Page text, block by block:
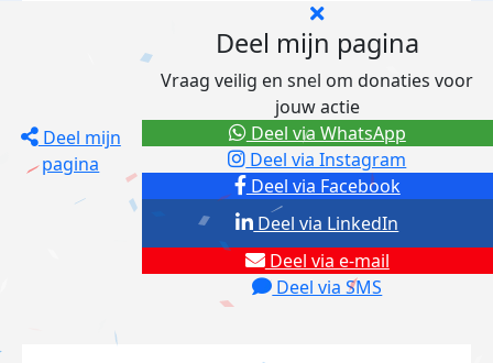
Deel mijn
pagina
Deel mijn pagina
Vraag veilig en snel om donaties voor
jouw actie
Deel via Facebook
Deel via Instagram
Deel via e-mail
Deel via SMS
Deel via LinkedIn
Deel via WhatsApp